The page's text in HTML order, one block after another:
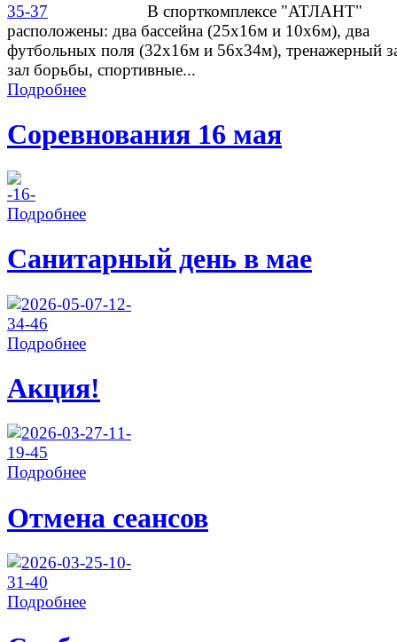
В спорткомплексе "АТЛАНТ"
расположены: два бассейна (25х16м и 10х6м), два
футбольных поля (32х16м и 56х34м), тренажерный
зал борьбы, спортивные...
Подробнее
Соревнования 16 мая
Подробнее
Санитарный день в мае
Подробнее
Акция!
Подробнее
Отмена сеансов
Подробнее